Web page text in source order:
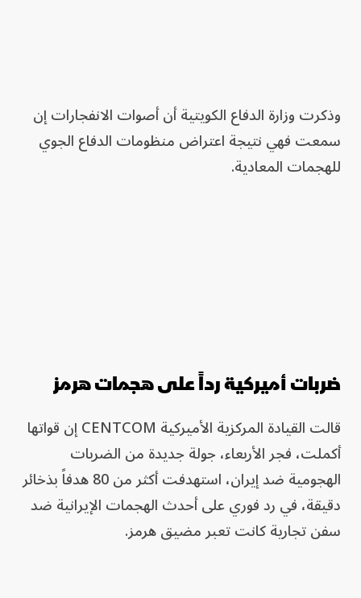
وذكرت وزارة الدفاع الكويتية أن أصوات الانفجارات إن
سمعت فهي نتيجة اعتراض منظومات الدفاع الجوي
للهجمات المعادية.
ضربات أميركية رداً على هجمات هرمز
قالت القيادة المركزية الأميركية CENTCOM إن قواتها
أكملت، فجر الأربعاء، جولة جديدة من الضربات
الهجومية ضد إيران، استهدفت أكثر من 80 هدفاً بذخائر
دقيقة، في رد فوري على أحدث الهجمات الإيرانية ضد
سفن تجارية كانت تعبر مضيق هرمز.